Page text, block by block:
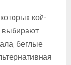
кой-
выбирают
беглые